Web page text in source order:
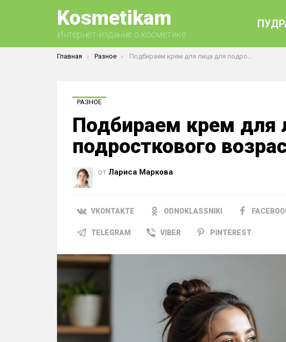
Kosmetikam
Интернет-издание о косметике
Вы здесь:
Главная Разное Подбираем крем для лица для подросткового возраста
РАЗНОЕ
Подбираем крем для
подросткового
от Лариса Маркова
VKONTAKTE ODNOKLASSNIKI
TELEGRAM VIBER PINTEREST